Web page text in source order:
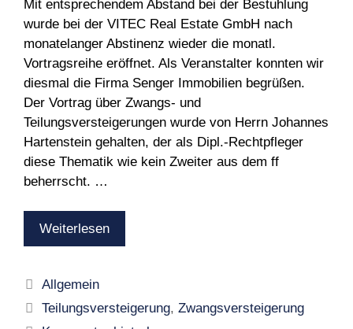
Mit entsprechendem Abstand bei der Bestuhlung
wurde bei der VITEC Real Estate GmbH nach
monatelanger Abstinenz wieder die monatl.
Vortragsreihe eröffnet. Als Veranstalter konnten wir
diesmal die Firma Senger Immobilien begrüßen.
Der Vortrag über Zwangs- und
Teilungsversteigerungen wurde von Herrn Johannes
Hartenstein gehalten, der als Dipl.-Rechtpfleger
diese Thematik wie kein Zweiter aus dem ff
beherrscht. …
Weiterlesen
Kategorien
Allgemein
Schlagwörter
Teilungsversteigerung,Zwangsversteigerung